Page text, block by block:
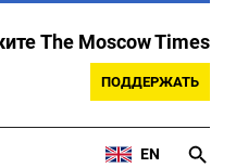
The Moscow Times
ПОДДЕРЖАТЬ
EN